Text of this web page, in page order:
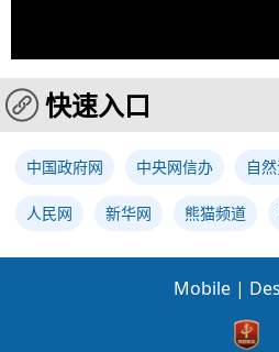
快速入口
中国政府网 中央网信办 自
人民网 新华网 熊猫频道
Mobile |